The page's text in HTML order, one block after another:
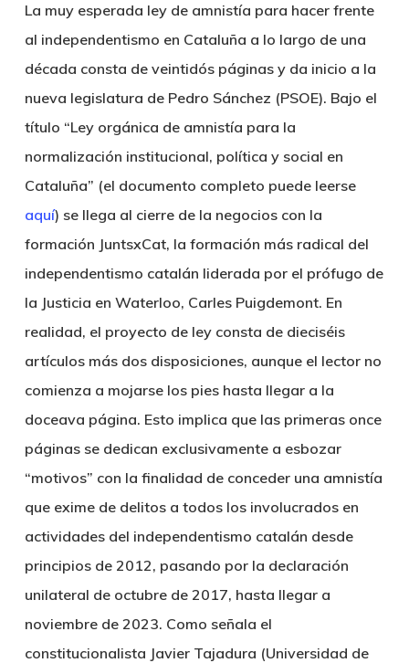
La muy esperada ley de amnistía para hacer frente
al independentismo en Cataluña a lo largo de una
década consta de veintidós páginas y da inicio a la
nueva legislatura de Pedro Sánchez (PSOE). Bajo el
título “Ley orgánica de amnistía para la
normalización institucional, política y social en
Cataluña” (el documento completo puede leerse
aquí) se llega al cierre de la negocios con la
formación JuntsxCat, la formación más radical del
independentismo catalán liderada por el prófugo de
la Justicia en Waterloo, Carles Puigdemont. En
realidad, el proyecto de ley consta de dieciséis
artículos más dos disposiciones, aunque el lector no
comienza a mojarse los pies hasta llegar a la
doceava página. Esto implica que las primeras once
páginas se dedican exclusivamente a esbozar
“motivos” con la finalidad de conceder una amnistía
que exime de delitos a todos los involucrados en
actividades del independentismo catalán desde
principios de 2012, pasando por la declaración
unilateral de octubre de 2017, hasta llegar a
noviembre de 2023. Como señala el
constitucionalista Javier Tajadura (Universidad de